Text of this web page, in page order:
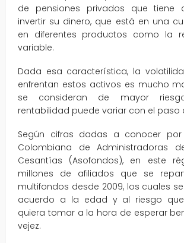
de pensiones privados que tiene
invertir su dinero, que está en una
en diferentes productos como la
variable.
Dada esa característica, la
enfrentan estos activos es mucho
se consideran de mayor
rentabilidad puede variar con el paso
Según cifras dadas a conocer
Colombiana de Administradoras
Cesantías (Asofondos), en este
millones de afiliados que se
multifondos desde 2009, los cuales
acuerdo a la edad y al riesgo
quiera tomar a la hora de esperar
vejez.